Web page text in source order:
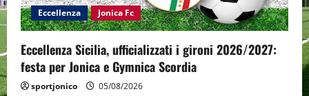
Eccellenza Jonica Fc
Eccellenza Sicilia, ufficializzati i gironi 2026/2027:
festa per Jonica e Gymnica Scordia
sportjonico 05/08/2026